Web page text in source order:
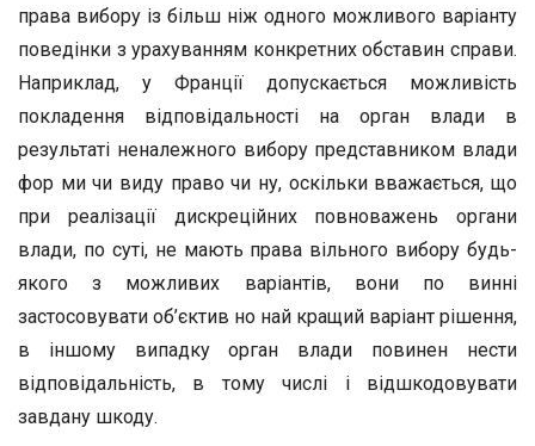
права вибору із більш ніж одного можливого варіанту
поведінки з урахуванням конкретних обставин справи.
Наприклад, у Франції допускається можливість
покладення відповідальності на орган влади в
результаті неналежного вибору представником влади
фор ми чи виду право чи ну, оскільки вважається, що
при реалізації дискреційних повноважень органи
влади, по суті, не мають права вільного вибору будь-
якого з можливих варіантів, вони по винні
застосовувати об’єктив но най кращий варіант рішення,
в іншому випадку орган влади повинен нести
відповідальність, в тому числі і відшкодовувати
завдану шкоду.